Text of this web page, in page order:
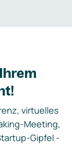
virtuelles
Meeting,
Gipfel -